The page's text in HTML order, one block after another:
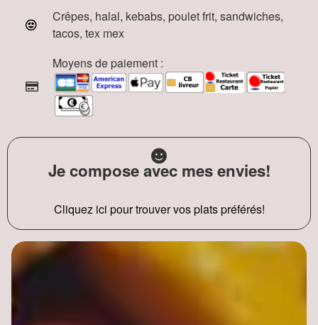
Crêpes, halal, kebabs, poulet frit, sandwiches,
tacos, tex mex
Moyens de paiement :
Je compose avec mes envies!
Cliquez ici pour trouver vos plats préférés!